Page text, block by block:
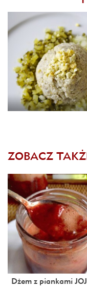
ZOBACZ
Dżem z piankami